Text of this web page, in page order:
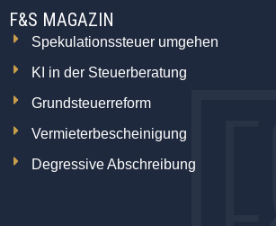
F&S MAGAZIN
Spekulationssteuer umgehen
KI in der Steuerberatung
Grundsteuerreform
Vermieterbescheinigung
Degressive Abschreibung